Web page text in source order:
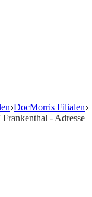
DocMorris Filialen
- Adresse